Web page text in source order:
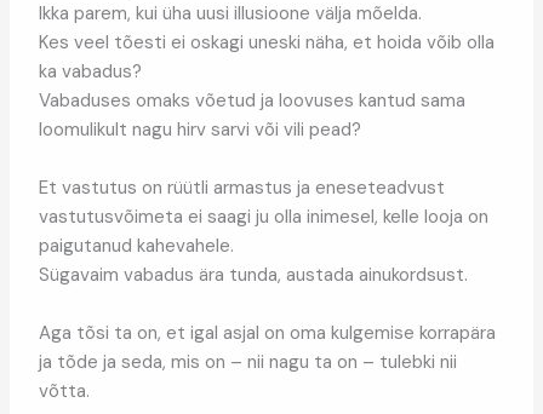
Ikka parem, kui üha uusi illusioone välja mõelda.
Kes veel tõesti ei oskagi uneski näha, et hoida võib olla
ka vabadus?
Vabaduses omaks võetud ja loovuses kantud sama
loomulikult nagu hirv sarvi või vili pead?
Et vastutus on rüütli armastus ja eneseteadvust
vastutusvõimeta ei saagi ju olla inimesel, kelle looja on
paigutanud kahevahele.
Sügavaim vabadus ära tunda, austada ainukordsust.
Aga tõsi ta on, et igal asjal on oma kulgemise korrapära
ja tõde ja seda, mis on – nii nagu ta on – tulebki nii
võtta.